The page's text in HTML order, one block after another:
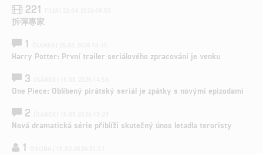
221
拆彈專家
1
Harry Potter: První trailer seriálového zpracování je venku
3
One Piece: Oblíbený pirátský seriál je zpátky s novými epizodami
2
Nová dramatická série přiblíží skutečný únos letadla teroristy
1